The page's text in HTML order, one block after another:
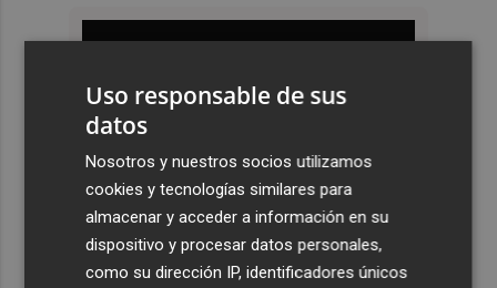
Uso responsable de sus
datos
Nosotros y nuestros socios utilizamos
cookies y tecnologías similares para
almacenar y acceder a información en su
dispositivo y procesar datos personales,
como su dirección IP, identificadores únicos